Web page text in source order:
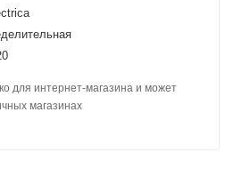
для интернет-магазина и может
магазинах